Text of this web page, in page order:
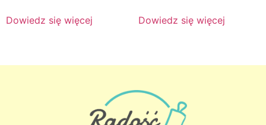
Dowiedz się więcej Dowiedz się więcej